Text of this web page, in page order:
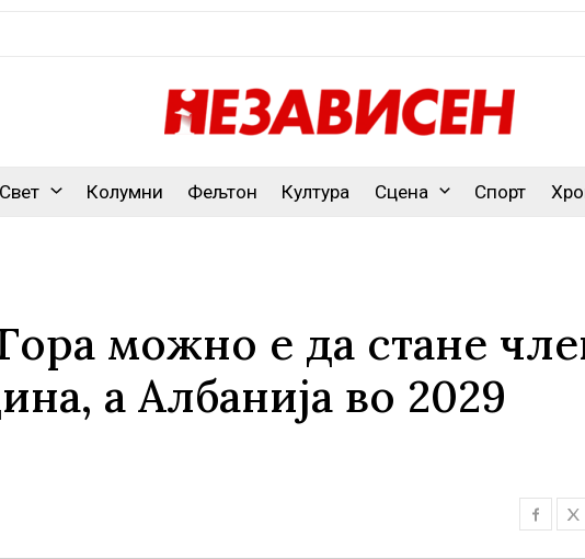
Свет Колумни Фељтон Култура Сцена Спорт
можно е да стане
а Албанија во 2029